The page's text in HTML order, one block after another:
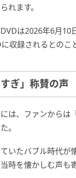
れます。
は2026年6月
収録されるとのこ
ぎ」称賛の声
は、ファンから
。
いたバブル時代
時を懐かしむ声も